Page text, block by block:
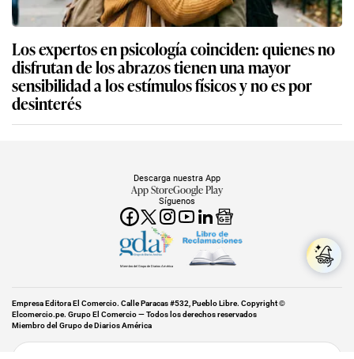
Los expertos en psicología coinciden: quienes no
disfrutan de los abrazos tienen una mayor
sensibilidad a los estímulos físicos y no es por
desinterés
Síguenos
Descarga nuestra App
App StoreGoogle Play
Miembro del Grupo de Diarios América
Empresa Editora El Comercio. Calle Paracas #532, Pueblo Libre. Copyright ©
Elcomercio.pe. Grupo El Comercio — Todos los derechos reservados
Miembro del Grupo de Diarios América